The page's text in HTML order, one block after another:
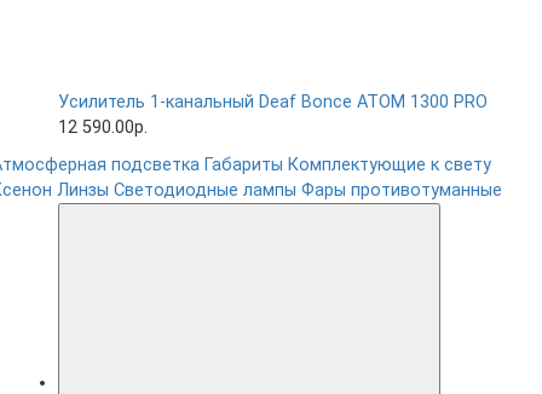
Усилитель 1-канальный Deaf Bonce ATOM 1300 PRO
12 590.00р.
подсветка Габариты Комплектующие к свету
Линзы Светодиодные лампы Фары противотуманные